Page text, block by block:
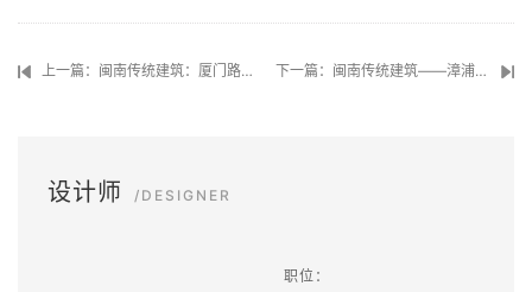
上一篇：闽南传统建筑：厦门路头宫庙施工（一） 下一篇：闽南传统建筑——漳浦宫庙
设计师 /DESIGNER
职位：